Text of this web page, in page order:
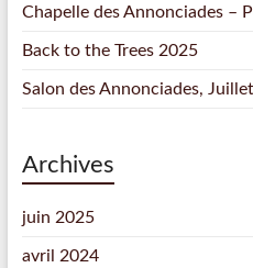
Chapelle des Annonciades –
Back to the Trees 2025
Salon des Annonciades,
Archives
juin 2025
avril 2024